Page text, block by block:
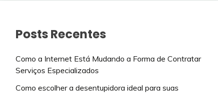
Posts Recentes
Como a Internet Está Mudando a Forma de Contratar
Serviços Especializados
Como escolher a desentupidora ideal para suas